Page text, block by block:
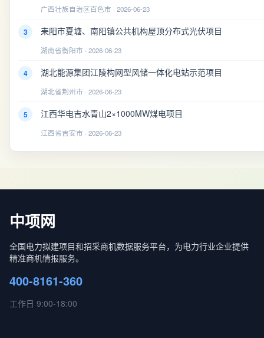
广西壮族自治区百色市 · 2026-06-23
3 耒阳市夏塘、南阳镇公共机构屋顶分布式光伏项目
湖南省衡阳市 · 2026-06-23
4 湖北能源集团江陵构网型风储一体化电站示范项目
湖北省荆州市 · 2026-06-23
5 江西华电吉水青山2×1000MW煤电项目
江西省吉安市 · 2026-06-23
中项网
全国电力拟建项目和招采商机数据服务平台，为电力行业企业提供
精准商机情报服务。
400-8161-360
工作日 9:00-18:00